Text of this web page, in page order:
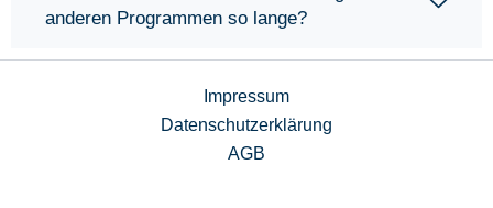
anderen Programmen so lange?
Impressum
Datenschutzerklärung
AGB